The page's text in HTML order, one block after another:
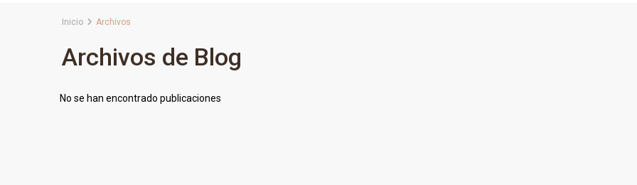
Inicio Archivos
Archivos de Blog
No se han encontrado publicaciones